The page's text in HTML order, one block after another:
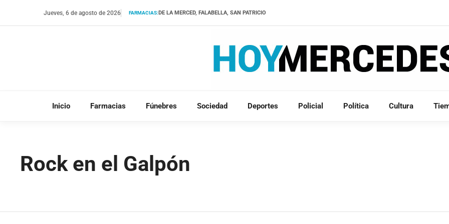
Jueves, 6 de agosto de 2026 FARMACIAS:DE LA MERCED, FALABELLA, SAN PATRICIO
Inicio Farmacias Fúnebres Sociedad Deportes Policial Política Cultura
Rock en el Galpón